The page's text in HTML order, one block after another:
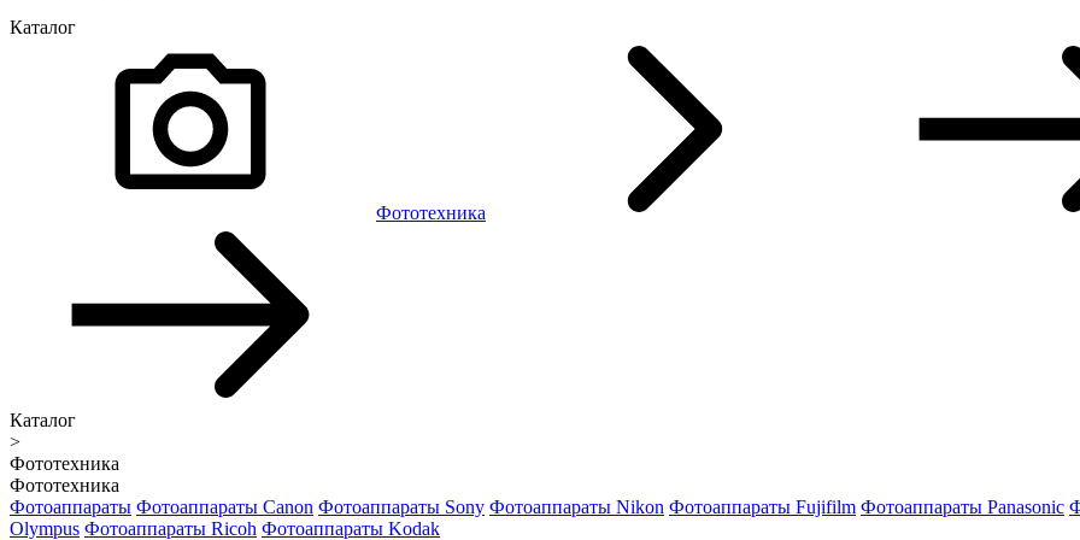
Каталог
Фототехника
Каталог
>
Фототехника
Фототехника
Фотоаппараты Фотоаппараты Canon Фотоаппараты Sony Фотоаппараты Nikon Фотоаппараты Fujifilm Фотоаппараты Panasonic
Olympus Фотоаппараты Ricoh Фотоаппараты Kodak